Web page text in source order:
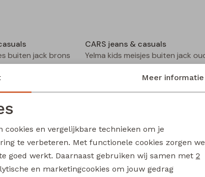
buiten jack brons
CARS jeans & casuals
Inara kids meisjes T-shirt korte mouw lila
cookies
cookies Marketing cookies
Meer informatie
cookies en vergelijkbare technieken om je
te verbeteren. Met functionele cookies zorgen we
goed werkt. Daarnaast gebruiken wij samen met 2
en marketingcookies om jouw gedrag